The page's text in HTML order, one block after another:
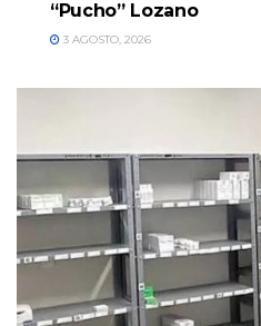
“Pucho” Lozano
3 AGOSTO, 2026